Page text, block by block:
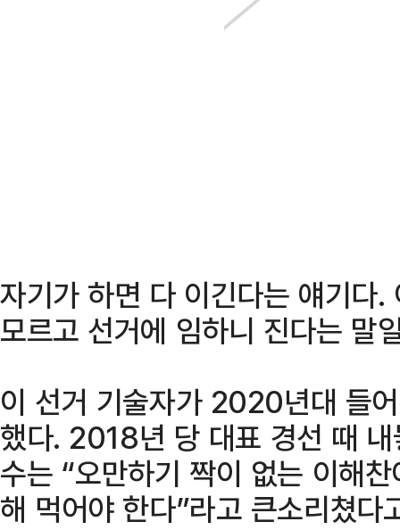
자기가 하면 다 이긴다는 얘기다
모르고 선거에 임하니 진다는 말
이 선거 기술자가 2020년대 들
했다. 2018년 당 대표 경선 때 내
수는 “오만하기 짝이 없는 이해
해 먹어야 한다”라고 큰소리쳤다